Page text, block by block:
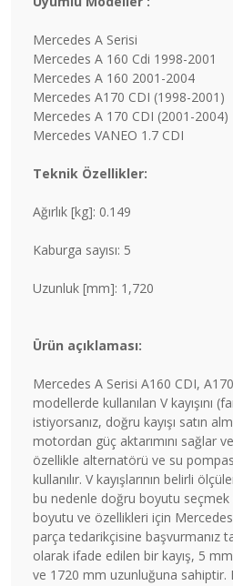
Mercedes A Serisi
Mercedes A 160 Cdi 1998-2001
Mercedes A 160 2001-2004
Mercedes A170 CDI (1998-2001)
Mercedes A 170 CDI (2001-2004)
Mercedes VANEO 1.7 CDI
Teknik Özellikler:
Ağırlık [kg]: 0.149
Kaburga sayısı: 5
Uzunluk [mm]: 1,720
Ürün açıklaması:
Mercedes A Serisi A160 CDI,
modellerde kullanılan V kayışını
istiyorsanız, doğru kayışı satın
motordan güç aktarımını sağlar
özellikle alternatörü ve su
kullanılır. V kayışlarının belirli
bu nedenle doğru boyutu seçmek
boyutu ve özellikleri için
parça tedarikçisine başvurmanız
olarak ifade edilen bir kayış, 5
ve 1720 mm uzunluğuna sahiptir.